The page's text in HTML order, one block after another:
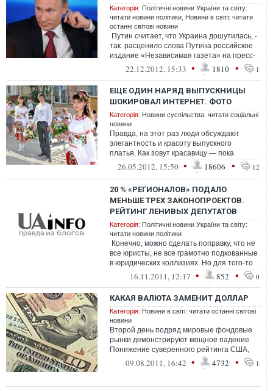
Категорія: Політичні новини України та світу:
читати новини політики Новини в світі: читати
останні світові новини
Путин считает, что Украина дошутилась, -
так расценило слова Путина российское
издание «Независимая газета» на пресс-
конференции...
22.12.2012, 15:33 • 1810 • 1
ЕЩЕ ОДИН НАРЯД ВЫПУСКНИЦЫ
ШОКИРОВАЛ ИНТЕРНЕТ. ФОТО
Категорія: Новини суспільства: читати соціальні
новини
Правда, на этот раз люди обсуждают
элегантность и красоту выпускного
платья. Как зовут красавицу — пока
не известн...
26.05.2012, 15:50 • 18606 • 12
20 % «РЕГИОНАЛОВ» ПОДАЛО
МЕНЬШЕ ТРЕХ ЗАКОНОПРОЕКТОВ.
РЕЙТИНГ ЛЕНИВЫХ ДЕПУТАТОВ
Категорія: Політичні новини України та світу:
читати новини політики
Конечно, можно сделать поправку, что не
все юристы, не все грамотно подкованные
в юридических коллизиях. Но для того-то
народ избирал своих &laq...
16.11.2011, 12:17 • 852 • 0
КАКАЯ ВАЛЮТА ЗАМЕНИТ ДОЛЛАР
Категорія: Новини в світі: читати останні світові
новини
Второй день подряд мировые фондовые
рынки демонстрируют мощное падение.
Понижение суверенного рейтинга США,
действительно ударило по рынкам акций.
09.08.2011, 16:42 • 4732 • 1